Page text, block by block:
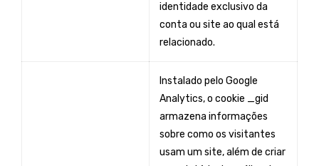
identidade exclusivo da
conta ou site ao qual está
relacionado.
Instalado pelo Google
Analytics, o cookie _gid
armazena informações
sobre como os visitantes
usam um site, além de criar